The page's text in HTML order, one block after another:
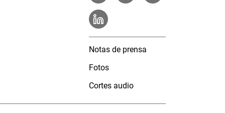
Notas de prensa
Fotos
Cortes audio